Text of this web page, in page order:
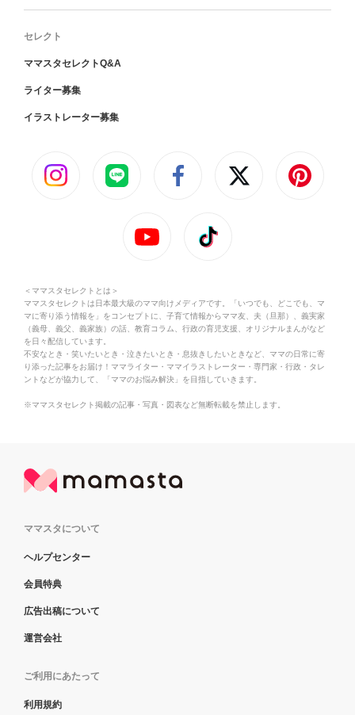
セレクト
ママスタセレクトQ&A
ライター募集
イラストレーター募集
＜ママスタセレクトとは＞
ママスタセレクトは日本最大級のママ向けメディアです。「いつでも、どこでも、マ
マに寄り添う情報を」をコンセプトに、子育て情報からママ友、夫（旦那）、義実家
（義母、義父、義家族）の話、教育コラム、行政の育児支援、オリジナルまんがなど
を日々配信しています。
不安なとき・笑いたいとき・泣きたいとき・息抜きしたいときなど、ママの日常に寄
り添った記事をお届け！ママライター・ママイラストレーター・専門家・行政・タレ
ントなどが協力して、「ママのお悩み解決」を目指していきます。
※ママスタセレクト掲載の記事・写真・図表など無断転載を禁止します。
ママスタについて
ヘルプセンター
会員特典
広告出稿について
運営会社
ご利用にあたって
利用規約